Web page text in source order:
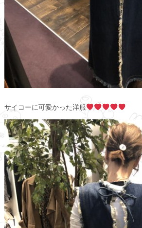
サイコーに可愛かった洋服